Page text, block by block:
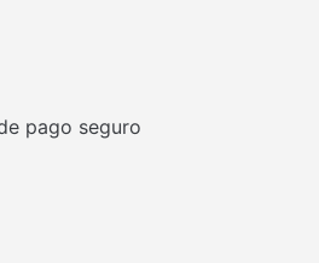
pago seguro